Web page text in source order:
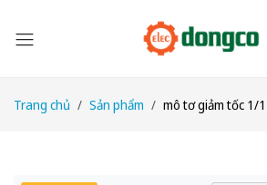
Trang chủ Sản phẩm mô tơ giảm tốc 1/